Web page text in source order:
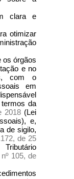
clara e
otimizar
os órgãos
e no
com o
em
da
2018(Lei
e,
de sigilo,
de 25
105, de